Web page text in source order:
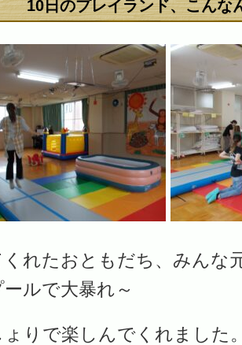
10日のプレイランド、こんな
れたおともだち、みんな
ルで大暴れ～
りで楽しんでくれました